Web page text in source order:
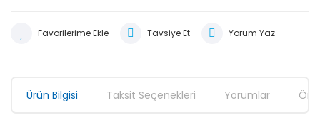
Tavsiye Et Yorum Yaz
Ürün Bilgisi Taksit Seçenekleri Yorumlar